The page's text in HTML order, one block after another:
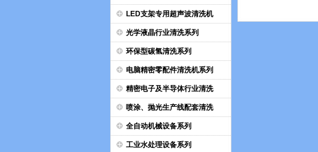
LED支架专用超声波清洗机
光学液晶行业清洗系列
环保型碳氢清洗系列
电脑精密零配件清洗机系列
精密电子及半导体行业清洗
喷涂、抛光生产线配套清洗
全自动机械设备系列
工业水处理设备系列